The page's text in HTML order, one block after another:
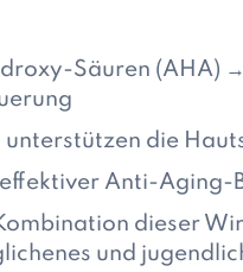
Säuren (AHA)
unterstützen die
Anti-Aging-
dieser
und